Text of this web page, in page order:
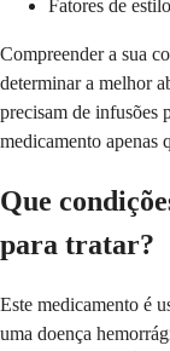
Fatores de
Compreender a sua
determinar a melhor
precisam de infusões
medicamento apenas
Que
para tratar?
Este medicamento é
uma doença